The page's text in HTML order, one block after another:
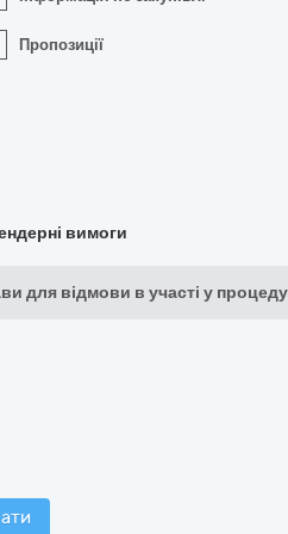
Пропозиції
вимоги
для відмови в участі у